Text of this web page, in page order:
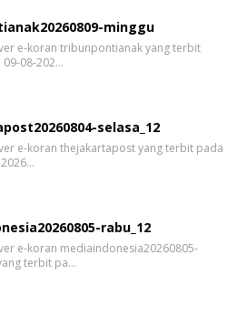
minggu
e-koran tribunpontianak yang terbit
08-202…
selasa_12
e-koran thejakartapost yang terbit pada
rabu_12
e-koran mediaindonesia20260805-
terbit pa…